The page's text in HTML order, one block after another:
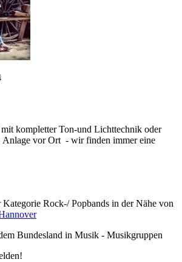
kompletter Ton-und Lichttechnik oder
Anlage vor Ort - wir finden immer eine
Rock-/ Popbands in der Nähe von
Bundesland in Musik - Musikgruppen